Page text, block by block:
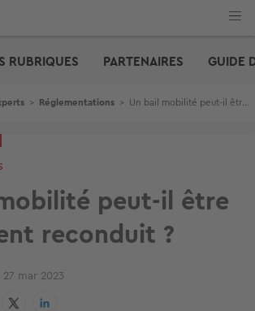
RUBRIQUES PARTENAIRES GUIDE
> Réglementations > Un bail mobilité peut-il être tacitement reconduit ?
peut-il être
reconduit ?
27 mar 2023